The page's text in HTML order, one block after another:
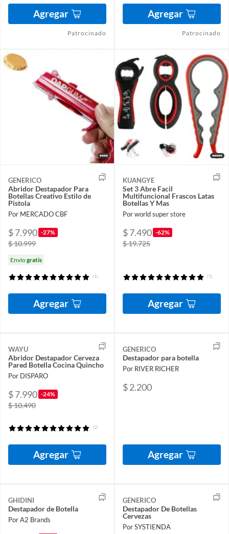
Agregar
Patrocinado
Agregar
Patrocinado
GENERICO
Abridor Destapador Para
Botellas Creativo Estilo de
Pistola
Por MERCADO CBF
$ 7.990 -27%
$ 10.999
Envíogratis
(1)
Agregar
KUANGYE
Set 3 Abre Facil
Multifuncional Frascos Latas
Botellas Y Mas
Por world super store
$ 7.490 -62%
$ 19.725
(5)
Agregar
WAYU
Abridor Destapador Cerveza
Pared Botella Cocina Quincho
Por DISPARO
$ 7.990 -24%
$ 10.490
(2)
Agregar
GENERICO
Destapador para botella
Por RIVER RICHER
$ 2.200
Agregar
GHIDINI
Destapador de Botella
Por A2 Brands
GENERICO
Destapador De Botellas
Cervezas
Por SYSTIENDA